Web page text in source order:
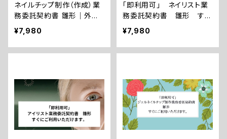
ネイルチップ制作（作成）業
務委託契約書 雛形｜外注・
在宅ネイリスト用！購入後す
ぐに使える！
¥7,980
「即利用可」 ネイリスト業
務委託契約書 雛形 すぐ
にご利用いただけます。
¥7,980